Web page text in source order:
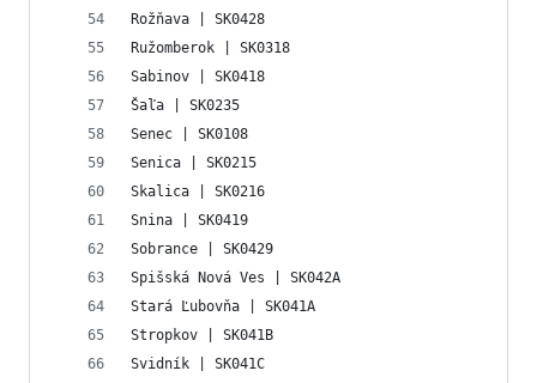
Rožňava | SK0428
Ružomberok | SK0318
Sabinov | SK0418
Šaľa | SK0235
Senec | SK0108
Senica | SK0215
Skalica | SK0216
Snina | SK0419
Sobrance | SK0429
Spišská Nová Ves | SK042A
Stará Ľubovňa | SK041A
Stropkov | SK041B
Svidník | SK041C